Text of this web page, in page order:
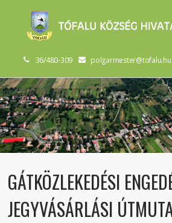
36/480-309 polgarmester@tofalu.hu
GÁTKÖZLEKEDÉSI
JEGYVÁSÁRLÁSI